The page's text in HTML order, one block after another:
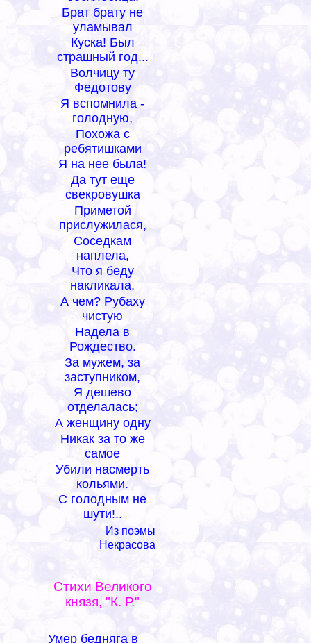
Брат брату не
уламывал
Куска! Был
страшный год...
Волчицу ту
Федотову
Я вспомнила -
голодную,
Похожа с
ребятишками
Я на нее была!
Да тут еще
свекровушка
Приметой
прислужилася,
Соседкам
наплела,
Что я беду
накликала,
А чем? Рубаху
чистую
Надела в
Рождество.
За мужем, за
заступником,
Я дешево
отделалась;
А женщину одну
Никак за то же
самое
Убили насмерть
кольями.
С голодным не
шути!..
Из поэмы
Некрасова
Стихи Великого
князя, "К. Р."
Умер бедняга в